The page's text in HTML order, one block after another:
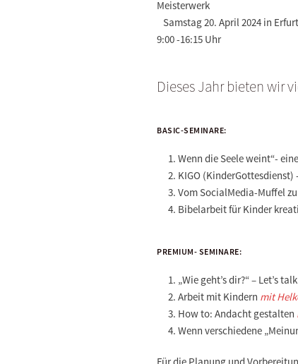
Meisterwerk
Samstag 20. April 2024 in Erfurt
9:00 -16:15 Uhr
Dieses Jahr bieten wir
BASIC-SEMINARE:
Wenn die Seele weint“-
KIGO (KinderGottesdienst)
Vom SocialMedia-Muffel
Bibelarbeit für Kinder
PREMIUM- SEMINARE:
„Wie geht’s dir?“ – Let’s
Arbeit mit Kindern mit
How to: Andacht gestalten
Wenn verschiedene